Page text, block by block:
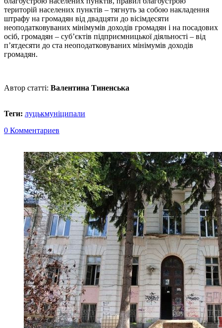
територій населених пунктів – тягнуть за собою накладення
штрафу на громадян від двадцяти до вісімдесяти
неоподатковуваних мінімумів доходів громадян і на посадових
осіб, громадян – суб’єктів підприємницької діяльності – від
п’ятдесяти до ста неоподатковуваних мінімумів доходів
громадян.
Автор статті: Валентина Тиненська
Теги: луцькмуніципали
0 Комментариев